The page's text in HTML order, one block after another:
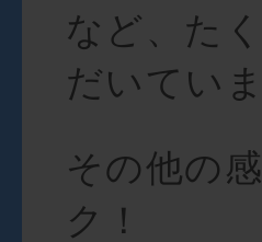
など、た
だいてい
その他の
ク！